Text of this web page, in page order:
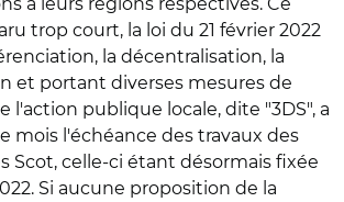
trop court, la loi du 21 février 2022
la décentralisation, la
et portant diverses mesures de
l'action publique locale, dite "3DS", a
mois l'échéance des travaux des
Scot, celle-ci étant désormais fixée
Si aucune proposition de la